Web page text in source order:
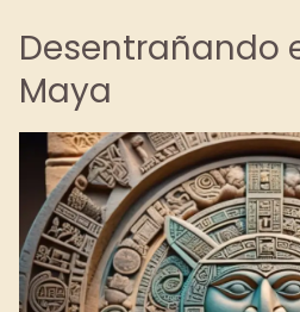
Desentrañando
Maya